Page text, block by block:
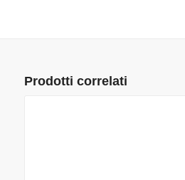
Prodotti correlati